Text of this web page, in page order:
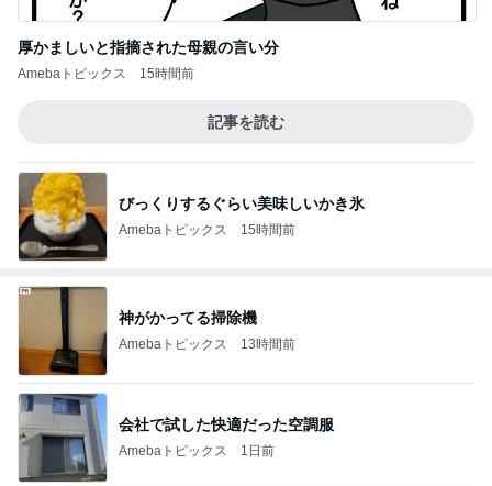
厚かましいと指摘された母親の言い分
Amebaトピックス 15時間前
記事を読む
びっくりするぐらい美味しいかき氷
Amebaトピックス 15時間前
神がかってる掃除機
Amebaトピックス 13時間前
会社で試した快適だった空調服
Amebaトピックス 1日前